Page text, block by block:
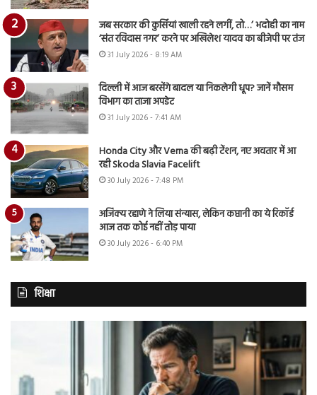
जब सरकार की कुर्सियां खाली रहने लगीं, तो…’ भदोही का नाम
‘संत रविदास नगर’ करने पर अखिलेश यादव का बीजेपी पर तंज
31 July 2026 - 8:19 AM
दिल्ली में आज बरसेंगे बादल या निकलेगी धूप? जानें मौसम
विभाग का ताजा अपडेट
31 July 2026 - 7:41 AM
Honda City और Verna की बढ़ी टेंशन, नए अवतार में आ
रही Skoda Slavia Facelift
30 July 2026 - 7:48 PM
अजिंक्य रहाणे ने लिया संन्यास, लेकिन कप्तानी का ये रिकॉर्ड
आज तक कोई नहीं तोड़ पाया
30 July 2026 - 6:40 PM
शिक्षा